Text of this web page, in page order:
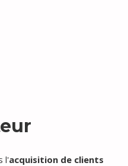
l'acquisition de clients